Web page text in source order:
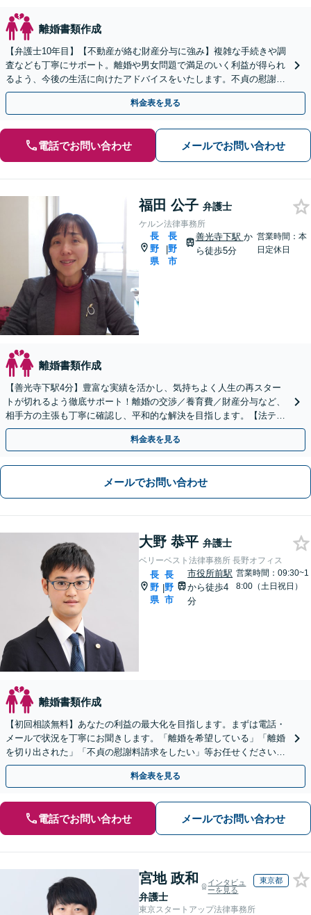
離婚書類作成
【弁護士10年目】【不動産が絡む財産分与に強み】複雑な手続きや調
査なども丁寧にサポート。離婚や男女問題で満足のいく利益が得られ
るよう、今後の生活に向けたアドバイスをいたします。不貞の慰謝料
請求もお任せください。【完全個室】【子連れ歓迎】
料金表を見る
電話でお問い合わせ メールでお問い合わせ
福田 公子 弁護士
ケルン法律事務所
長
野
県
|
長
野
市
善光寺下駅 か
ら徒歩5分
営業時間：本
日定休日
離婚書類作成
【善光寺下駅4分】豊富な実績を活かし、気持ちよく人生の再スター
トが切れるよう徹底サポート！離婚の交渉／養育費／財産分与など、
相手方の主張も丁寧に確認し、平和的な解決を目指します。【法テラ
ス│分割払い可】【子連れ相談可】【駐車場完備】
料金表を見る
メールでお問い合わせ
大野 恭平 弁護士
ベリーベスト法律事務所 長野オフィス
長
野
県
|
長
野
市
市役所前駅
から徒歩4
分
営業時間：09:30~1
8:00（土日祝日）
離婚書類作成
【初回相談無料】あなたの利益の最大化を目指します。まずは電話・
メールで状況を丁寧にお聞きします。「離婚を希望している」「離婚
を切り出された」「不貞の慰謝料請求をしたい」等お任せください。
【リーズナブルな料金設定】
料金表を見る
電話でお問い合わせ メールでお問い合わせ
宮地 政和
弁護士
インタビュ
ーを見る
東京都
東京スタートアップ法律事務所